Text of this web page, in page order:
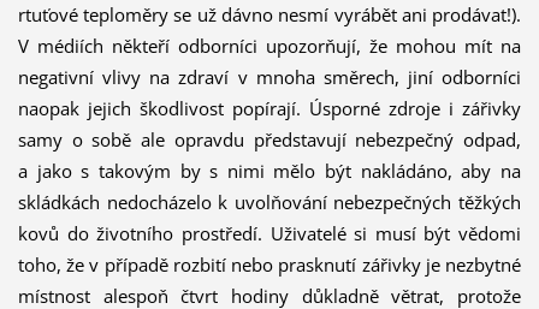
rtuťové teploměry se už dávno nesmí vyrábět ani prodávat!).
V médiích někteří odborníci upozorňují, že mohou mít na
negativní vlivy na zdraví v mnoha směrech, jiní odborníci
naopak jejich škodlivost popírají. Úsporné zdroje i zářivky
samy o sobě ale opravdu představují nebezpečný odpad,
a jako s takovým by s nimi mělo být nakládáno, aby na
skládkách nedocházelo k uvolňování nebezpečných těžkých
kovů do životního prostředí. Uživatelé si musí být vědomi
toho, že v případě rozbití nebo prasknutí zářivky je nezbytné
místnost alespoň čtvrt hodiny důkladně větrat, protože